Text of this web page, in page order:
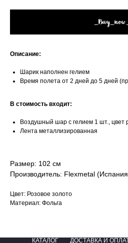
Описание:
Шарик наполнен гелием
Время полета от 2 дней до 5 дней
В стоимость входит:
Воздушный шар с гелием 1 шт., цвет
Лента металлизированная
Размер: 102 см
Производитель: Flexmetal
Цвет: Розовое золото
Материал: Фольга
КАТАЛОГ ДОСТАВКА И